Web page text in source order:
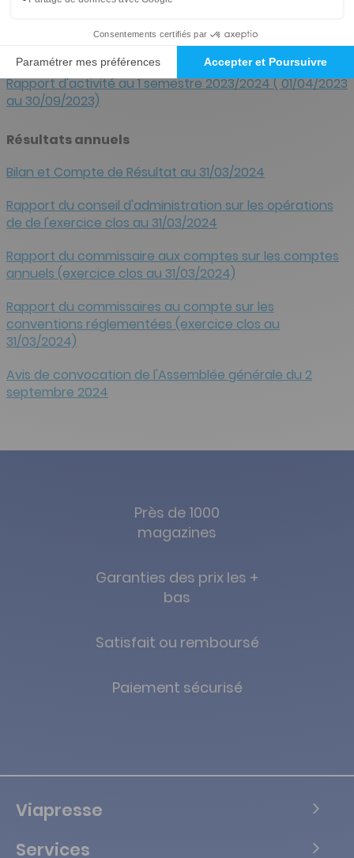
Résultats semestriels
Rapport d'activité au 1 semestre 2023/2024 ( 01/04/2023
au 30/09/2023)
Résultats annuels
Bilan et Compte de Résultat au 31/03/2024
Rapport du conseil d'administration sur les opérations
de de l'exercice clos au 31/03/2024
Rapport du commissaire aux comptes sur les comptes
annuels (exercice clos au 31/03/2024)
Rapport du commissaires au compte sur les
conventions réglementées (exercice clos au
31/03/2024)
Avis de convocation de l'Assemblée générale du 2
septembre 2024
Près de 1000
magazines
Garanties des prix les +
bas
Satisfait ou remboursé
Paiement sécurisé
Viapresse
Services